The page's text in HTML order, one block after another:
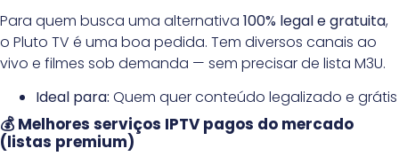
Para quem busca uma alternativa 100% legal e gratuita,
o Pluto TV é uma boa pedida. Tem diversos canais ao
vivo e filmes sob demanda — sem precisar de lista M3U.
Ideal para: Quem quer conteúdo legalizado e grátis
💰 Melhores serviços IPTV pagos do mercado
(listas premium)